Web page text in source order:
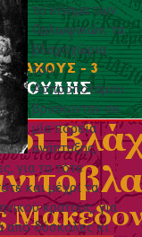
το κίνημα των
Ορλωφικών, τα
βλαχοχώρια
του
Ασπροποτάμου
βρίσκονταν σε
μία πορεία
ανάπτυξης,
για τα τότε
και μέχρι τα
κράτους, για
από δύσκολες κι